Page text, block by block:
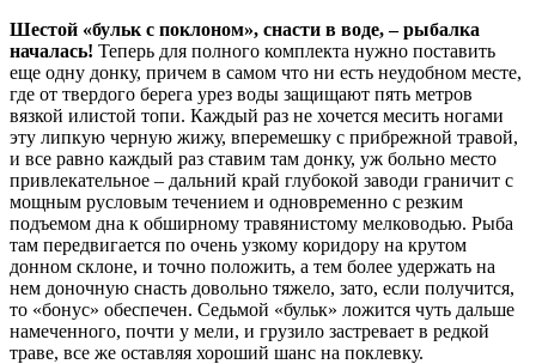
Шестой «бульк с поклоном», снасти в воде, – рыбалка
началась! Теперь для полного комплекта нужно поставить
еще одну донку, причем в самом что ни есть неудобном месте,
где от твердого берега урез воды защищают пять метров
вязкой илистой топи. Каждый раз не хочется месить ногами
эту липкую черную жижу, вперемешку с прибрежной травой,
и все равно каждый раз ставим там донку, уж больно место
привлекательное – дальний край глубокой заводи граничит с
мощным русловым течением и одновременно с резким
подъемом дна к обширному травянистому мелководью. Рыба
там передвигается по очень узкому коридору на крутом
донном склоне, и точно положить, а тем более удержать на
нем доночную снасть довольно тяжело, зато, если получится,
то «бонус» обеспечен. Седьмой «бульк» ложится чуть дальше
намеченного, почти у мели, и грузило застревает в редкой
траве, все же оставляя хороший шанс на поклевку.